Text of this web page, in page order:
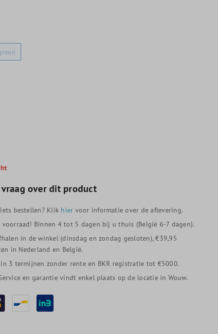
over dit product
bestellen? Klik hier voor informatie over de aflevering.
voorraad! Binnen 4 tot 5 dagen bij u thuis (België 6-7 dagen).
in de winkel (dinsdag en zondag gesloten), €39,95
in Nederland en België.
3 termijnen zonder rente en BKR registratie tot €5000.
en garantie vindt enkel plaats op de locatie in Wouw.